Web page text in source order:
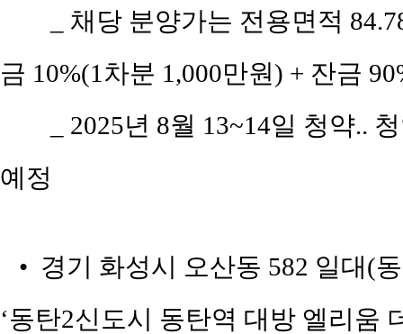
_ 채당 분양가는 전용면적
금 10%(1차분 1,000만원) + 잔금
_ 2025년 8월 13~14일 청약..
예정
• 경기 화성시 오산동 582 일대(
‘동탄2신도시 동탄역 대방 엘리움